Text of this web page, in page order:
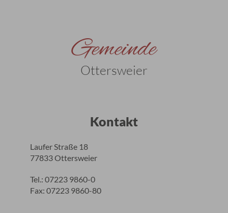
Gemeinde
Ottersweier
Kontakt
Laufer Straße 18
77833 Ottersweier
Tel.: 07223 9860-0
Fax: 07223 9860-80